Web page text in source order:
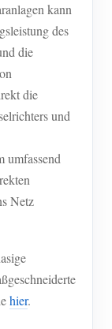
kann
des
die
die
und
umfassend
Netz
hier.